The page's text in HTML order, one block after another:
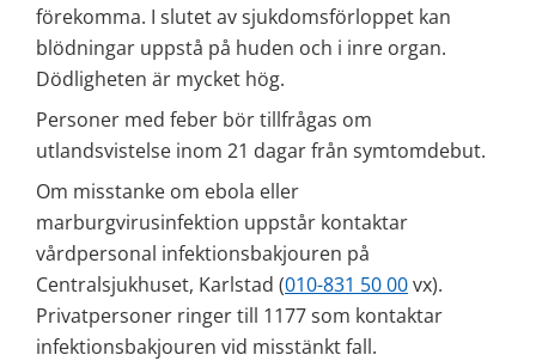
förekomma. I slutet av sjukdomsförloppet kan
blödningar uppstå på huden och i inre organ.
Dödligheten är mycket hög.
Personer med feber bör tillfrågas om
utlandsvistelse inom 21 dagar från symtomdebut.
Om misstanke om ebola eller
marburgvirusinfektion uppstår kontaktar
vårdpersonal infektionsbakjouren på
Centralsjukhuset, Karlstad (010-831 50 00 vx).
Privatpersoner ringer till 1177 som kontaktar
infektionsbakjouren vid misstänkt fall.